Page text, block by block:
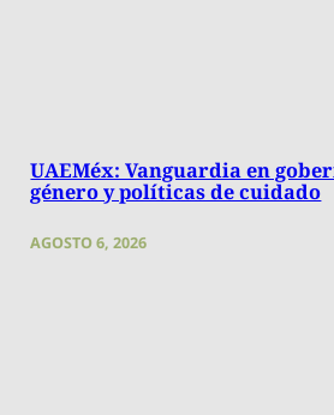
UAEMéx: Vanguardia en
género y políticas de cuidado
AGOSTO 6, 2026